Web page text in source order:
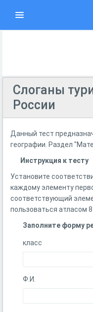
Слоганы
России
Данный тест
географии. Раздел
Инструкция к тесту
Установите
каждому элементу
соответствующий
пользоваться атласом 8
Заполните форму
класс
Ф.И.